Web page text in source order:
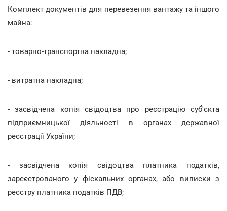
Комплект документів для перевезення вантажу та іншого
майна:
- товарно-транспортна накладна;
- витратна накладна;
- засвідчена копія свідоцтва про реєстрацію суб'єкта
підприємницької діяльності в органах державної
реєстрації України;
- засвідчена копія свідоцтва платника податків,
зареєстрованого у фіскальних органах, або виписки з
реєстру платника податків ПДВ;